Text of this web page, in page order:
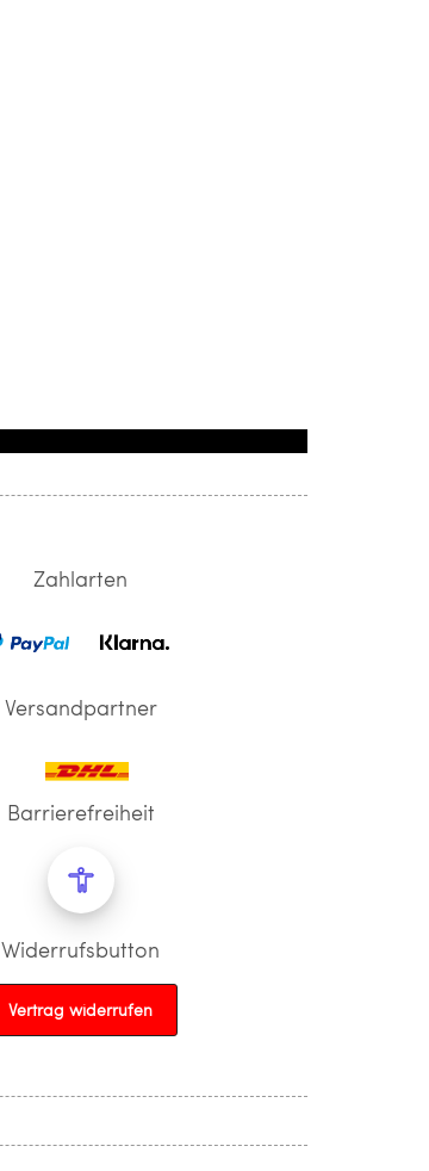
Zahlarten
Versandpartner
Barrierefreiheit
Widerrufsbutton
Vertrag widerrufen